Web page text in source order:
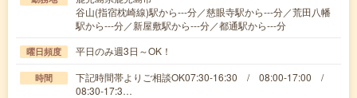
谷山(指宿枕崎線)駅から---分／慈眼寺駅から---分／荒田八幡
駅から---分／新屋敷駅から---分／都通駅から---分
曜日頻度 平日のみ週3日～OK！
時間
下記時間帯よりご相談OK07:30-16:30 / 08:00-17:00 /
08:30-17:3…